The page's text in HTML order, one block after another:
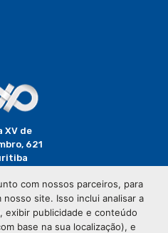
XV de
621
3320-
com nossos parceiros, para
nosso site. Isso inclui analisar a
exibir publicidade e conteúdo
base na sua localização), e